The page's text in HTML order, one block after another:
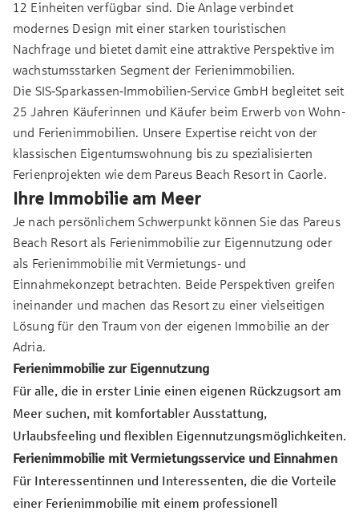
12 Einheiten verfügbar sind. Die Anlage verbindet
modernes Design mit einer starken touristischen
Nachfrage und bietet damit eine attraktive Perspektive im
wachstumsstarken Segment der Ferienimmobilien.
Die SIS‑Sparkassen‑Immobilien‑Service GmbH begleitet seit
25 Jahren Käuferinnen und Käufer beim Erwerb von Wohn-
und Ferienimmobilien. Unsere Expertise reicht von der
klassischen Eigentumswohnung bis zu spezialisierten
Ferienprojekten wie dem Pareus Beach Resort in Caorle.
Ihre Immobilie am Meer
Je nach persönlichem Schwerpunkt können Sie das Pareus
Beach Resort als Ferienimmobilie zur Eigennutzung oder
als Ferienimmobilie mit Vermietungs- und
Einnahmekonzept betrachten. Beide Perspektiven greifen
ineinander und machen das Resort zu einer vielseitigen
Lösung für den Traum von der eigenen Immobilie an der
Adria.
Ferienimmobilie zur Eigennutzung
Für alle, die in erster Linie einen eigenen Rückzugsort am
Meer suchen, mit komfortabler Ausstattung,
Urlaubsfeeling und flexiblen Eigennutzungsmöglichkeiten.
Ferienimmobilie mit Vermietungsservice und Einnahmen
Für Interessentinnen und Interessenten, die die Vorteile
einer Ferienimmobilie mit einem professionell